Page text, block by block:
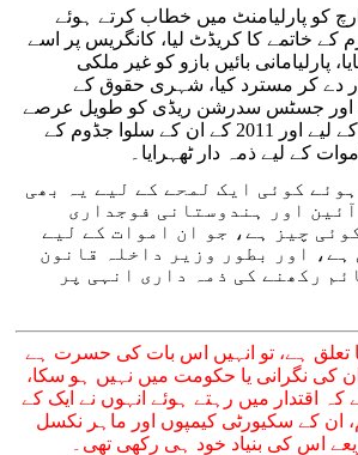
ذکر ہے کہ30 مارچ کو پارلیامنٹ میں خطاب کرتے ہوئے
کے خاتمے کا کریڈٹ لیا، کانگریس پر اسے
پارلیامانی بائیں بازو کو غیر ملکی
دے کر مسترد کیا، شہری حقوق کے
اور جسٹس سدرشن ریڈی کو طویل عرصے
سے جاری نکسل ازم کے لیے اور 2011 کے ان کے سلوا جڈوم کے
کے لیے ذمہ دار ٹھہرایا۔
کوئی ایک لمحے کے لیے یہ بھی
اور ہندوستانی فوجداری
چیز ہے، جو ان اموات کے لیے
ہے، اور بطور وزیر داخلہ قانون
رکھنے کی ذمہ داری انہی پر
تعلق ہے، تو انہیں اس بات کی حسرت ہے
کی نگرانی یا حکومت میں نہیں ہو سکا،
اقتدار میں رہتے ہوئے انہوں نے ایک کے
ان کے سکیورٹی کیمپوں اور ماہر نکسل
اس کی بنیاد خود ہی رکھی تھی۔